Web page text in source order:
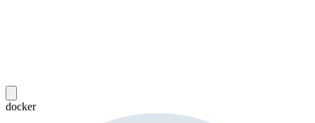
docker